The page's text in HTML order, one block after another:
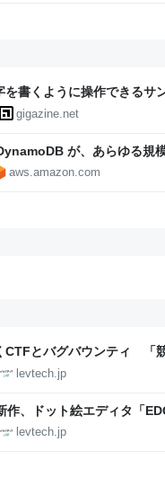
を書くように操作できるサ
gigazine.net
が、あらゆる規
うになりました | Amazon
aws.amazon.com
CTFとバグバウンティ 「
ォーカス】 - レバテックLAB
levtech.jp
作、ドット絵エディタ「
に聞く【フォーカス】 - レ
levtech.jp